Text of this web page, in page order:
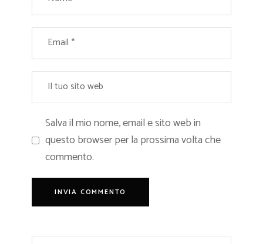
Salva il mio nome, email e sito web in
questo browser per la prossima volta che
commento.